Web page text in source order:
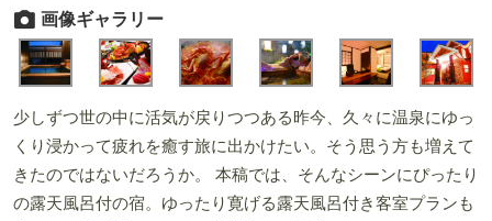
画像ギャラリー
少しずつ世の中に活気が戻りつつある昨今、久々に温泉にゆっ
くり浸かって疲れを癒す旅に出かけたい。そう思う方も増えて
きたのではないだろうか。 本稿では、そんなシーンにぴったり
の露天風呂付の宿。ゆったり寛げる露天風呂付き客室プランも